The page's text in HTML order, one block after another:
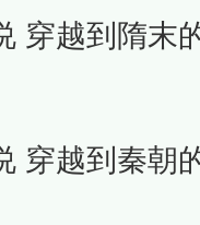
穿越到隋末
穿越到秦朝